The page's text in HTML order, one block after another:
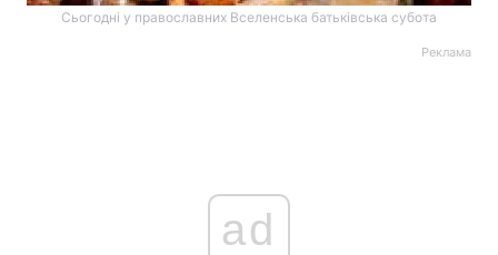
Сьогодні у православних Вселенська батьківська субота
Реклама
ad